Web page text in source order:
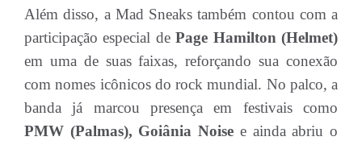
Além disso, a Mad Sneaks também contou com a
participação especial dePage Hamilton (Helmet)
em uma de suas faixas, reforçando sua conexão
com nomes icônicos do rock mundial. No palco, a
banda já marcou presença em festivais como
PMW (Palmas), Goiânia Noise e ainda abriu o